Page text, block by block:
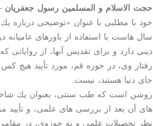
حجت الاسلام و المسلمین رسول جعفریان
خود با مطلبی با عنوان «توضیحی
سال هاست با استفاده از باورهای
دینی دارد و برای تقدیس آنها، از روایاتی
رفتار وی، در حوزه قم، مورد تأیید هیچ
جای دنیا هستند، نیست.
روشن است كه طب سنتی، بعنوان یك
های آن بعد از بررسی های علمی، و تأیید
نظر تحصیلات علمی و نه حوزوی، در